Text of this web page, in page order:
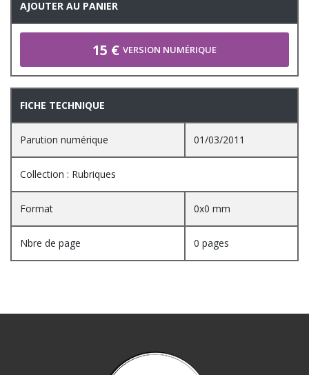
AJOUTER AU PANIER
15 € VERSION NUMÉRIQUE
FICHE TECHNIQUE
Parution numérique 01/03/2011
Collection : Rubriques
Format 0x0 mm
Nbre de page 0 pages